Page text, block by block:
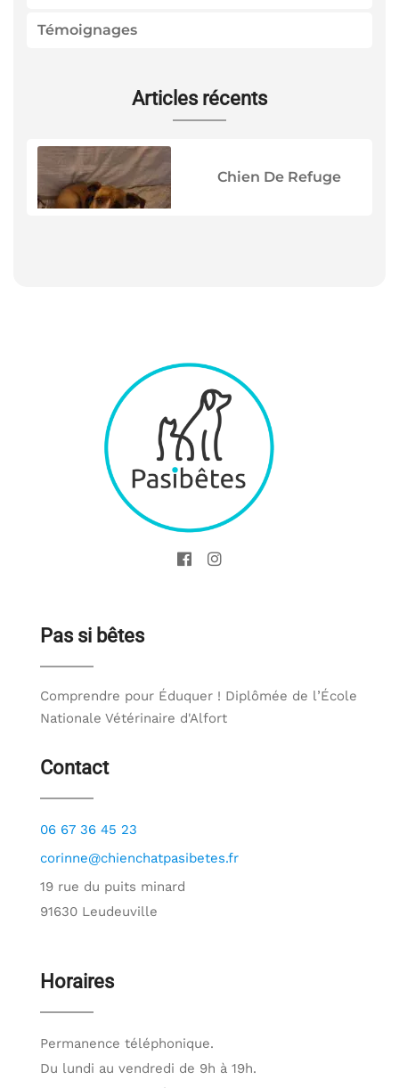
Témoignages
Articles récents
Chien De Refuge
Pas si bêtes
Comprendre pour Éduquer ! Diplômée de l’École
Nationale Vétérinaire d'Alfort
Contact
06 67 36 45 23
corinne@chienchatpasibetes.fr
19 rue du puits minard
91630 Leudeuville
Horaires
Permanence téléphonique.
Du lundi au vendredi de 9h à 19h.